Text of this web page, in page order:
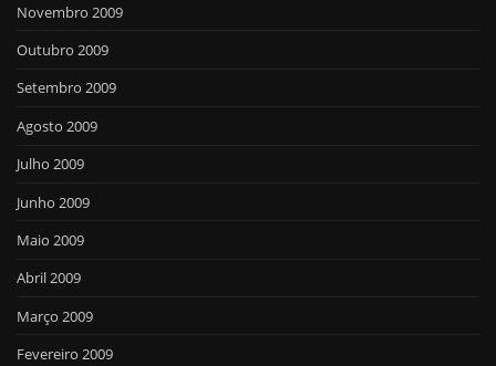
Novembro 2009
Outubro 2009
Setembro 2009
Agosto 2009
Julho 2009
Junho 2009
Maio 2009
Abril 2009
Março 2009
Fevereiro 2009